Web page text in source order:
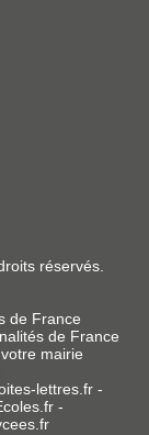
réservés.
de France
de France
mairie
lettres.fr -
-